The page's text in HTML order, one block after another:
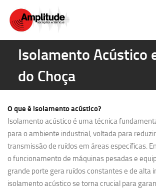
Isolamento Acústico
do Choça
O que é isolamento acústico?
Isolamento acústico é uma técnica
para o ambiente industrial, voltada para
transmissão de ruídos em áreas específicas.
o funcionamento de máquinas pesadas e
grande porte gera ruídos constantes e de alta
isolamento acústico se torna crucial para